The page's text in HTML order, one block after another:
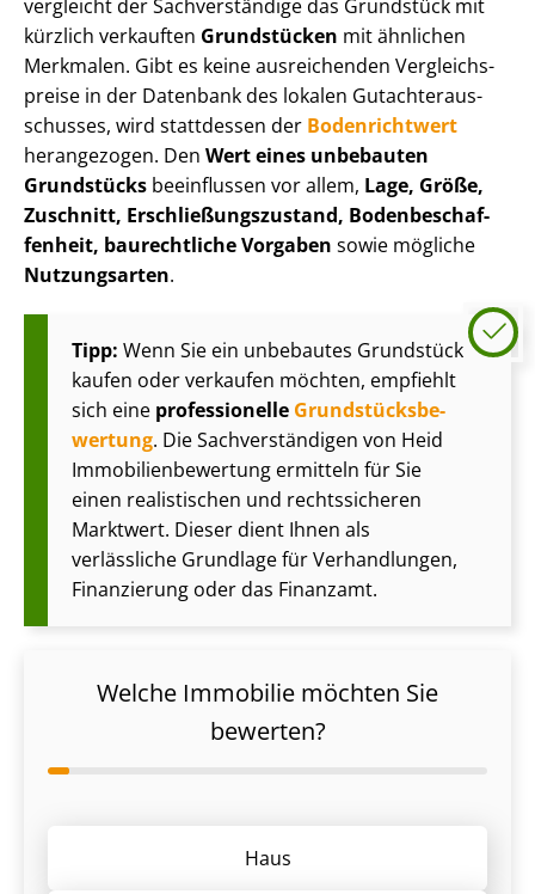
vergleicht der Sachverständige das Grundstück mit
kürzlich verkauften Grundstücken mit ähnlichen
Merkmalen. Gibt es keine ausreichenden Ver­gleichs­
prei­se in der Datenbank des lokalen Gut­ach­ter­aus­
schus­ses, wird stattdessen der Bodenrichtwert
herangezogen. Den Wert eines unbebauten
Grundstücks beeinflussen vor allem, Lage, Größe,
Zuschnitt, Er­schlie­ßungs­zu­stand, Bo­den­be­schaf­
fen­heit, baurechtliche Vorgaben sowie mögliche
Nutzungsarten.
Tipp: Wenn Sie ein unbebautes Grundstück
kaufen oder verkaufen möchten, empfiehlt
sich eine professionelle Grund­stücks­be­
wer­tung. Die Sach­ver­stän­di­gen von Heid
Im­mo­bi­li­en­be­wer­tung ermitteln für Sie
einen realistischen und rechtssicheren
Marktwert. Dieser dient Ihnen als
verlässliche Grundlage für Verhandlungen,
Finanzierung oder das Finanzamt.
Welche Immobilie möchten Sie
bewerten?
Haus